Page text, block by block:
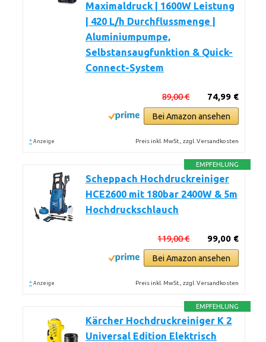
Maximaldruck | 1600W Leistung
| 420 L/h Durchflussmenge |
Aluminiumpumpe,
Selbstansaugfunktion & Quick-
Connect-System
74,99 €
89,00 €
Bei Amazon ansehen
* Anzeige Preis inkl. MwSt., zzgl. Versandkosten
EMPFEHLUNG
Scheppach Hochdruckreiniger
HCE2600 mit 180bar 2400W & 5m
Hochdruckschlauch
99,00 €
119,00 €
Bei Amazon ansehen
* Anzeige Preis inkl. MwSt., zzgl. Versandkosten
EMPFEHLUNG
Kärcher Hochdruckreiniger K 2
Universal Edition Elektrisch